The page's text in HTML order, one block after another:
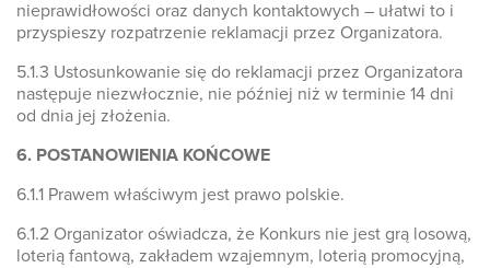
nieprawidłowości oraz danych kontaktowych – ułatwi to i
przyspieszy rozpatrzenie reklamacji przez Organizatora.
5.1.3 Ustosunkowanie się do reklamacji przez Organizatora
następuje niezwłocznie, nie później niż w terminie 14 dni
od dnia jej złożenia.
6. POSTANOWIENIA KOŃCOWE
6.1.1 Prawem właściwym jest prawo polskie.
6.1.2 Organizator oświadcza, że Konkurs nie jest grą losową,
loterią fantową, zakładem wzajemnym, loterią promocyjną,